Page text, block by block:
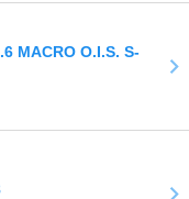
MACRO O.I.S. S-